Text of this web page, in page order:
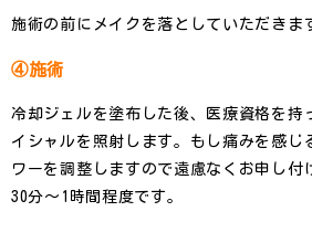
施術の前にメイクを落としていただきま
④施術
冷却ジェルを塗布した後、医療資格を持
イシャルを照射します。もし痛みを感じ
ワーを調整しますので遠慮なくお申し付
30分〜1時間程度です。